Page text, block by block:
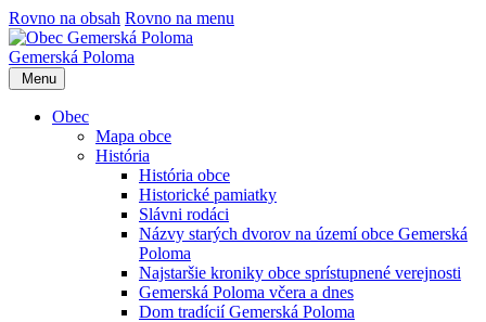
Rovno na obsah Rovno na menu
Gemerská Poloma
Menu
Obec
Mapa obce
História
História obce
Historické pamiatky
Slávni rodáci
Názvy starých dvorov na území obce Gemerská
Poloma
Najstaršie kroniky obce sprístupnené verejnosti
Gemerská Poloma včera a dnes
Dom tradícií Gemerská Poloma